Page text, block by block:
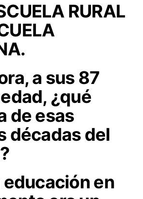
RURAL
a sus 87
¿qué
de esas
décadas del
educación en